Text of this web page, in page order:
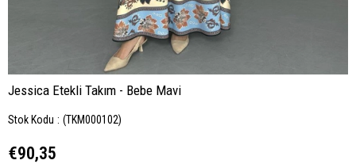
Jessica Etekli Takım - Bebe Mavi
Stok Kodu (TKM000102)
€90,35